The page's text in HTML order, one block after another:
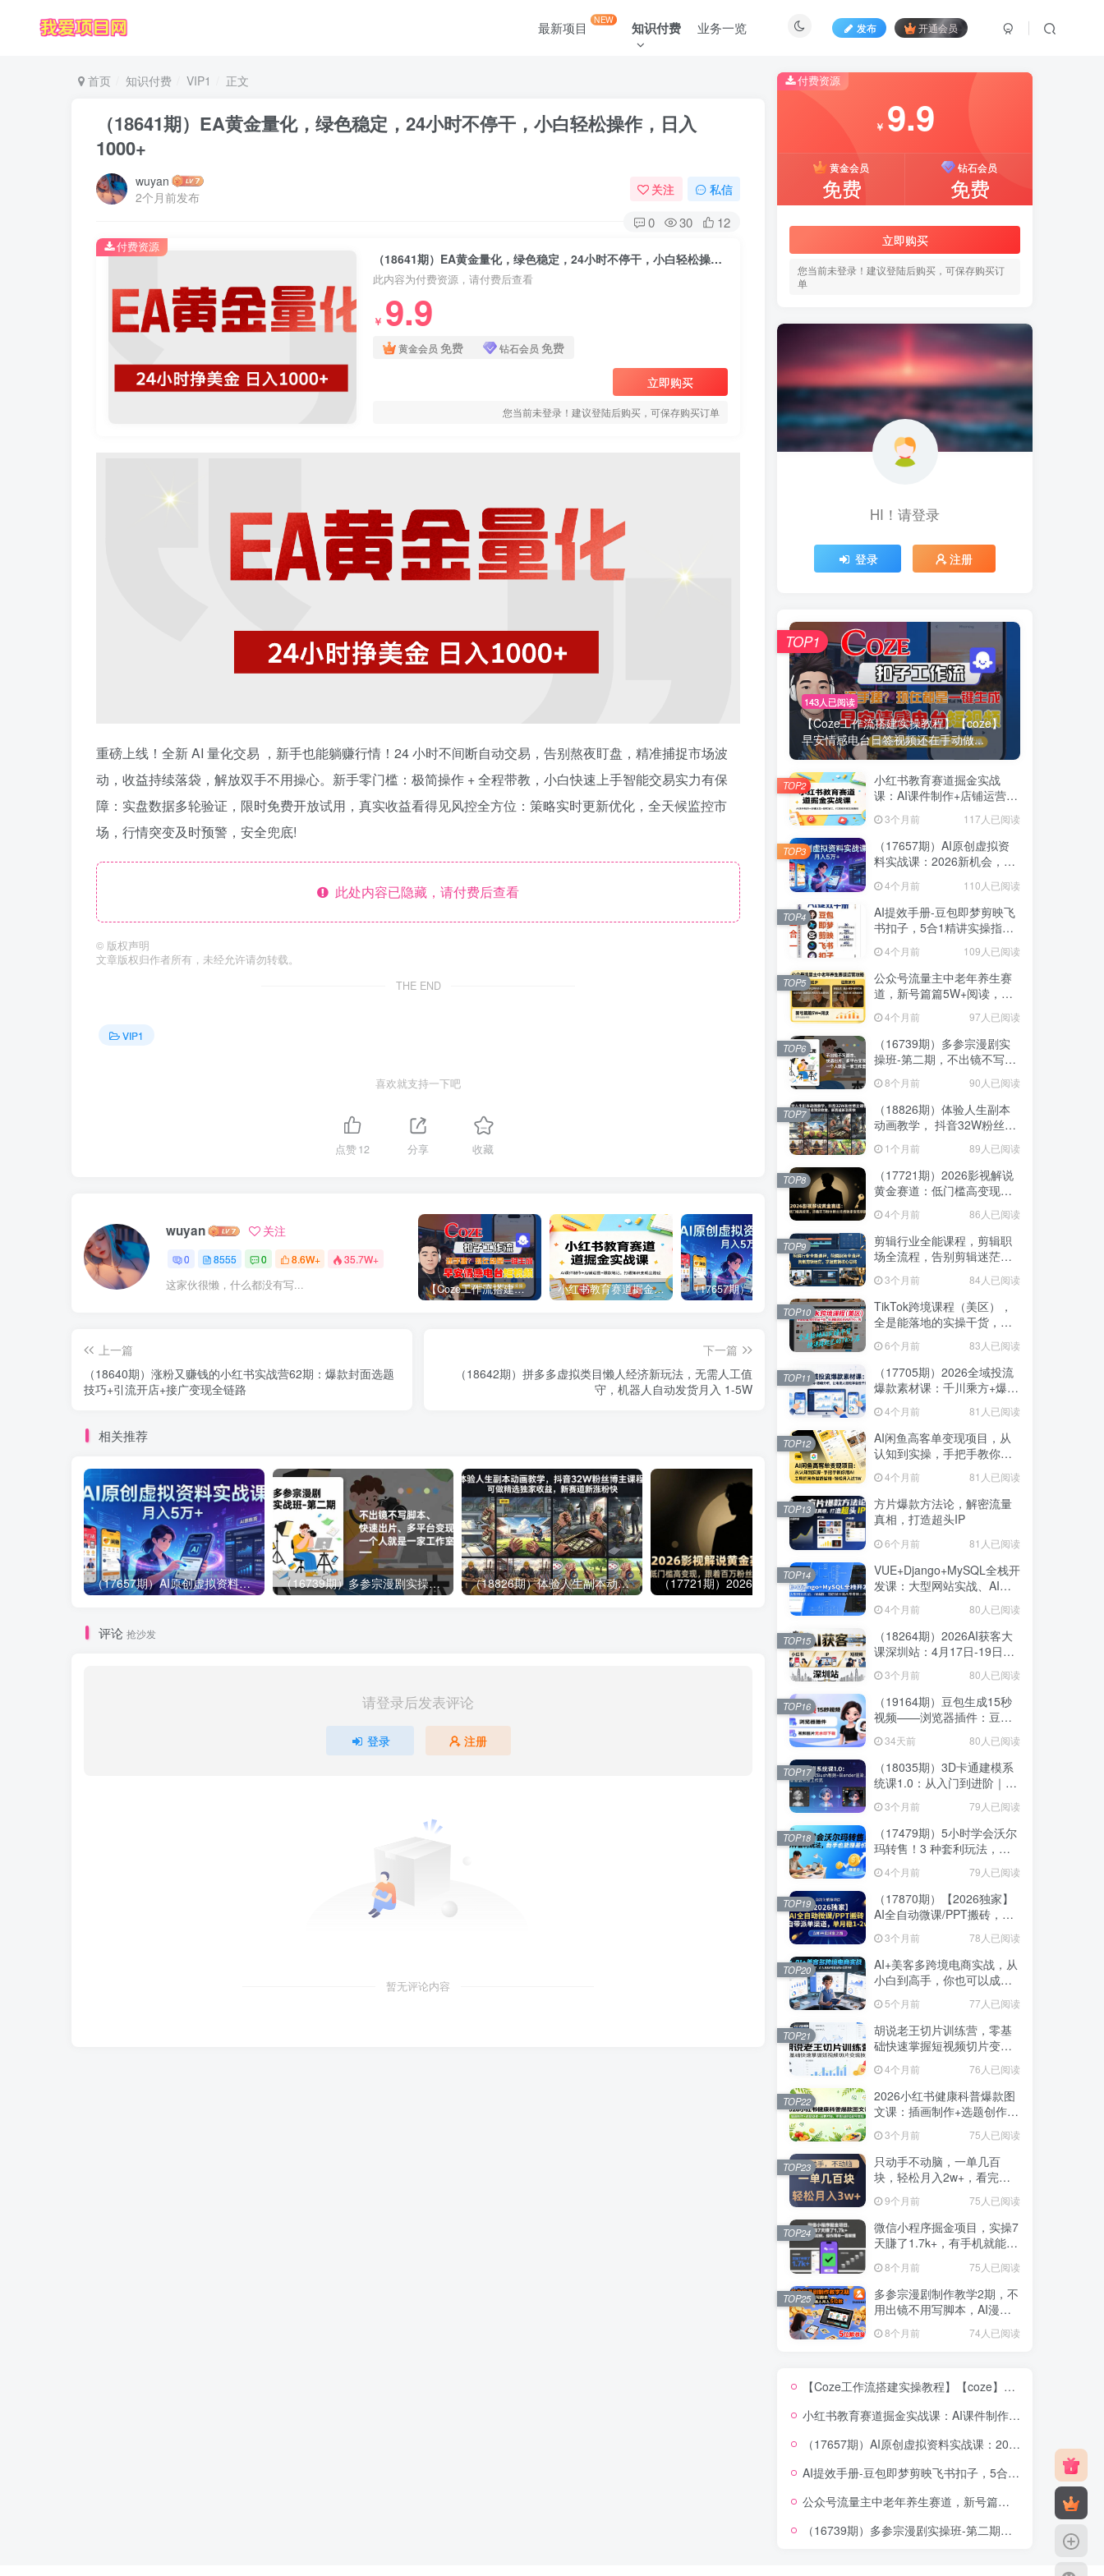
发布 开通会员
最新项目 NEW 知识付费 业务一览
首页 知识付费 VIP1 正文
（18641期）EA黄金量化，绿色稳定，24小时不停干，小白轻松操作，日入
1000+
wuyan
2个月前发布
关注 私信
0 30 12
（18641期）EA黄金量化，绿色稳定，24小时不停干，小白轻松操作，日入1000+
此内容为付费资源，请付费后查看
￥ 9.9
黄金会员 免费 钻石会员 免费
立即购买
您当前未登录！建议登陆后购买，可保存购买订单
付费资源
重磅上线！全新 AI 量化交易 ，新手也能躺赚行情！24 小时不间断自动交易，告别熬夜盯盘，精准捕捉市场波
动，收益持续落袋，解放双手不用操心。新手零门槛：极简操作 + 全程带教，小白快速上手智能交易实力有保
障：实盘数据多轮验证，限时免费开放试用，真实收益看得见风控全方位：策略实时更新优化，全天候监控市
场，行情突变及时预警，安全兜底!
此处内容已隐藏，请付费后查看
© 版权声明
文章版权归作者所有，未经允许请勿转载。
THE END
VIP1
喜欢就支持一下吧
点赞12 分享 收藏
wuyan 关注
0 8555 0 8.6W+ 35.7W+
这家伙很懒，什么都没有写... 【Coze工作流搭建实操教程】【coze】早安情感电台日签视频还在手动做？用扣子工作流自动生成，省时90% 小红书教育赛道掘金实战课：AI课件制作+店铺运营+爆款笔记，打通知识变现全路径 （17657期）AI原创虚拟资料实战课：2026新机会，小红书闲鱼开店，普通人用AI轻松变现，月入5万+ AI提效手册-豆包即梦剪映飞书扣子，5合1精讲实操指南，30+常见职场案例拿来即用
上一篇
（18640期）涨粉又赚钱的小红书实战营62期：爆款封面选题
技巧+引流开店+接广变现全链路
下一篇
（18642期）拼多多虚拟类目懒人经济新玩法，无需人工值
守，机器人自动发货月入 1-5W
相关推荐
（17657期）AI原创虚拟资料实战课：2026新机会，小红书闲鱼开店，普通人用AI轻松变现，月入5万+ （16739期）多参宗漫剧实操班-第二期，不出镜不写脚本、快速出片、多平台变现，一个人就是一家工作室 （18826期）体验人生副本动画教学， 抖音32W粉丝博主课程，可做精选独家收益，新赛道新涨粉快 （17721期）2026影视解说黄金赛道：低门槛高变现，跟着百万粉丝博主吃透独家变现钥匙
评论 抢沙发
请登录后发表评论
登录 注册
暂无评论内容
付费资源
￥ 9.9
黄金会员
免费
钻石会员
免费
立即购买
您当前未登录！建议登陆后购买，可保存购买订
单
HI！请登录
登录 注册
143人已阅读
【Coze工作流搭建实操教程】【coze】
早安情感电台日签视频还在手动做...
TOP1
小红书教育赛道掘金实战
课：AI课件制作+店铺运营
+爆款笔记，打通知识变现全
路径3个月前 117人已阅读
TOP2
（17657期）AI原创虚拟资
料实战课：2026新机会，小
轻松变现，月入5万+
4个月前 110人已阅读
TOP3
AI提效手册-豆包即梦剪映飞
书扣子，5合1精讲实操指
用4个月前 109人已阅读
TOP4
公众号流量主中老年养生赛
道，新号篇篇5W+阅读，新
4个月前 97人已阅读
TOP5
（16739期）多参宗漫剧实
操班-第二期，不出镜不写脚
现，一个人就是一家工作室
8个月前 90人已阅读
TOP6
（18826期）体验人生副本
动画教学， 抖音32W粉丝博
益，新赛道新涨粉快
1个月前 89人已阅读
TOP7
（17721期）2026影视解说
黄金赛道：低门槛高变现，
变现钥匙
4个月前 86人已阅读
TOP8
剪辑行业全能课程，剪辑职
场全流程，告别剪辑迷茫，
掌握剪辑核心思路
3个月前 84人已阅读
TOP9
TikTok跨境课程（美区），
全是能落地的实操干货，快
速搭建起自己的TK小店
6个月前 83人已阅读
TOP10
（17705期）2026全域投流
爆款素材课：千川乘方+爆款
结构+逐帧分析，让电商人轻
松学会投千川
4个月前 81人已阅读
TOP11
AI闲鱼高客单变现项目，从
认知到实操，手把手教你用
AI工具把闲鱼做透做精，轻
松月入过1W
4个月前 81人已阅读
TOP12
方片爆款方法论，解密流量
真相，打造超头IP
6个月前 81人已阅读
TOP13
VUE+Django+MySQL全栈开
发课：大型网站实战、AI编
线4个月前 80人已阅读
TOP14
（18264期）2026AI获客大
课深圳站：4月17日-19日3
频，老板操盘手必来
3个月前 80人已阅读
TOP15
（19164期）豆包生成15秒
视频——浏览器插件：豆
+ 解锁15秒视频生成
34天前 80人已阅读
TOP16
（18035期）3D卡通建模系
统课1.0：从入门到进阶｜
10章覆盖完整工作流
3个月前 79人已阅读
TOP17
（17479期）5小时学会沃尔
玛转售！3 种套利玩法，新
4个月前 79人已阅读
TOP18
（17870期）【2026独家】
AI全自动微课/PPT搬砖，自
3个月前 78人已阅读
TOP19
AI+美客多跨境电商实战，从
小白到高手，你也可以成为
美客多跨境电商的运营专家
5个月前 77人已阅读
TOP20
胡说老王切片训练营，零基
础快速掌握短视频切片变现
技巧4个月前 76人已阅读
TOP21
2026小红书健康科普爆款图
文课：插画制作+选题创作
+品牌对接，零基础轻松起号
变现3个月前 75人已阅读
TOP22
只动手不动脑，一单几百
块，轻松月入2w+，看完就
能直接操作，详细教程
9个月前 75人已阅读
TOP23
微信小程序掘金项目，实操7
天賺了1.7k+，有手机就能
秘】8个月前 75人已阅读
TOP24
多参宗漫剧制作教学2期，不
用出镜不用写脚本，AI漫剧
8个月前 74人已阅读
TOP25
【Coze工作流搭建实操教程】【coze】早安情感电台日签视频还在手动做？用扣子工作流自动生成，省时90%
小红书教育赛道掘金实战课：AI课件制作+店铺运营+爆款笔记，打通知识变现全路径
（17657期）AI原创虚拟资料实战课：2026新机会，小红书闲鱼开店，普通人用AI轻松变现，月入5万+
AI提效手册-豆包即梦剪映飞书扣子，5合1精讲实操指南，30+常见职场案例拿来即用
公众号流量主中老年养生赛道，新号篇篇5W+阅读，新手也能这样跑
（16739期）多参宗漫剧实操班-第二期，不出镜不写脚本、快速出片、多平台变现，一个人就是一家工作室